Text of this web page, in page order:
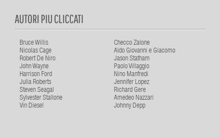
AUTORI PIU CLICCATI
Bruce Willis
Checco Zalone
Nicolas Cage
Aldo Giovanni e Giacomo
Robert De Niro
Jason Statham
John Wayne
Paolo Villaggio
Harrison Ford
Nino Manfredi
Julia Roberts
Jennifer Lopez
Steven Seagal
Richard Gere
Sylvester Stallone
Amedeo Nazzari
Vin Diesel
Johnny Depp